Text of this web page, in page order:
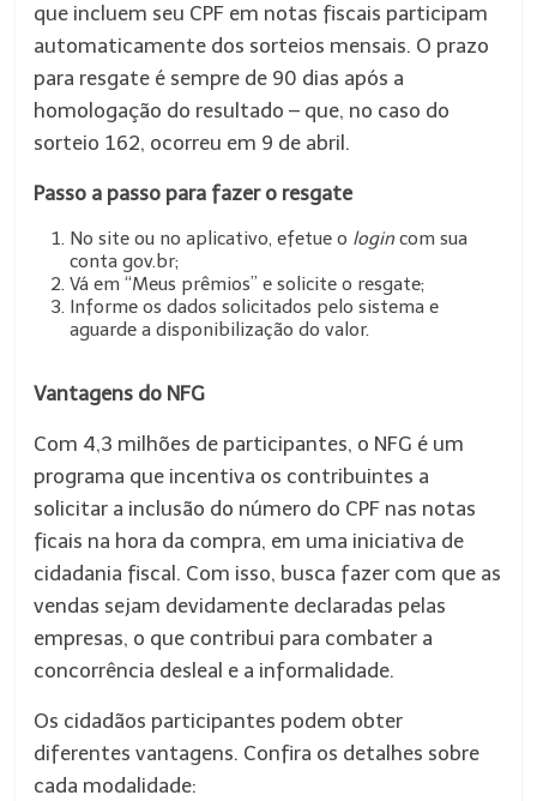
que incluem seu CPF em notas fiscais participam
automaticamente dos sorteios mensais. O prazo
para resgate é sempre de 90 dias após a
homologação do resultado – que, no caso do
sorteio 162, ocorreu em 9 de abril.
Passo a passo para fazer o resgate
No site ou no aplicativo, efetue o login com sua
conta gov.br;
Vá em “Meus prêmios” e solicite o resgate;
Informe os dados solicitados pelo sistema e
aguarde a disponibilização do valor.
Vantagens do NFG
Com 4,3 milhões de participantes, o NFG é um
programa que incentiva os contribuintes a
solicitar a inclusão do número do CPF nas notas
ficais na hora da compra, em uma iniciativa de
cidadania fiscal. Com isso, busca fazer com que as
vendas sejam devidamente declaradas pelas
empresas, o que contribui para combater a
concorrência desleal e a informalidade.
Os cidadãos participantes podem obter
diferentes vantagens. Confira os detalhes sobre
cada modalidade: